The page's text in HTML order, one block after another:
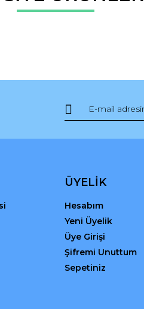
ürüne ilk yorumu siz yapın!
ÜYELİK
Hesabım
Yeni Üyelik
Üye Girişi
Şifremi Unuttum
Sepetiniz